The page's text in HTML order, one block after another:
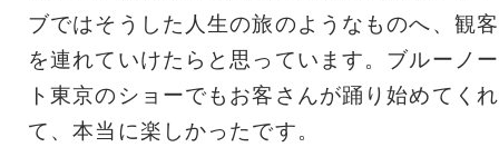
ブではそうした人生の旅のようなものへ、観客
を連れていけたらと思っています。ブルーノー
ト東京のショーでもお客さんが踊り始めてくれ
て、本当に楽しかったです。